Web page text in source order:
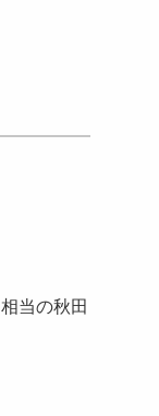
当の秋田